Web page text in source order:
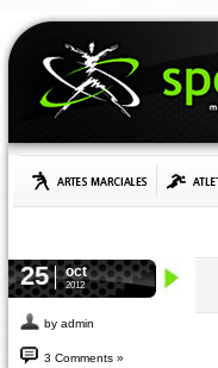
25 oct
2012
by admin
3 Comments »